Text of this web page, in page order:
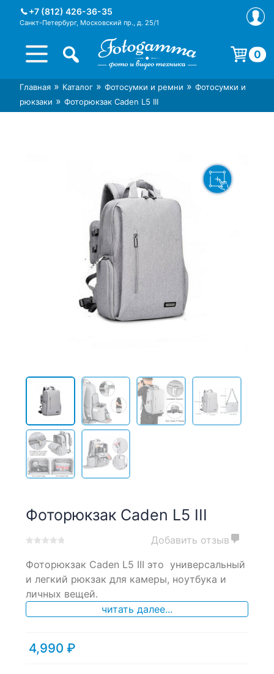
+7 (812) 426-36-35
Санкт-Петербург, Московский пр., д. 25/1
Интернет-магазин фототехники
Foto-Gamma в СПб
Магазин фотоаксессуаров foto-
gamma.ru
0
Корзина пуста.
Главная » Каталог » Фотосумки и ремни » Фотосумки и
рюкзаки » Фоторюкзак Caden L5 III
Фоторюкзак Caden L5 III
out
on
Добавить отзыв
Фоторюкзак Caden L5 III это универсальный
и легкий рюкзак для камеры, ноутбука и
личных вещей.
читать далее...
4,990 ₽